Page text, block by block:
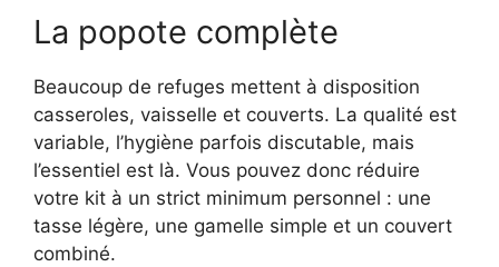
La popote complète
Beaucoup de refuges mettent à disposition
casseroles, vaisselle et couverts. La qualité est
variable, l’hygiène parfois discutable, mais
l’essentiel est là. Vous pouvez donc réduire
votre kit à un strict minimum personnel : une
tasse légère, une gamelle simple et un couvert
combiné.